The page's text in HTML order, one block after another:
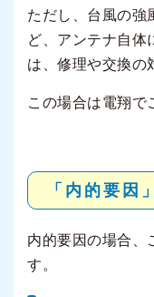
ただし、台風の強
ど、アンテナ自体
は、修理や交換の
この場合は電翔で
「内的要因
内的要因の場合、
す。